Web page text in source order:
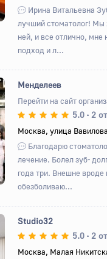
Ирина Витальевна
лучший стоматолог! Мы
ней, и все отлично, мне
подход и л...
Вперед
Менделеев
Перейти на сайт
5.0 • 2
Москва, улица
Благодарю
лечение. Болел зуб-
года три. Внешне вроде
обезболиваю...
Studio32
5.0 • 2
Москва, Малая